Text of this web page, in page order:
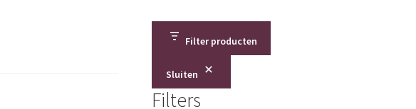
Filter producten
Sluiten
Filters